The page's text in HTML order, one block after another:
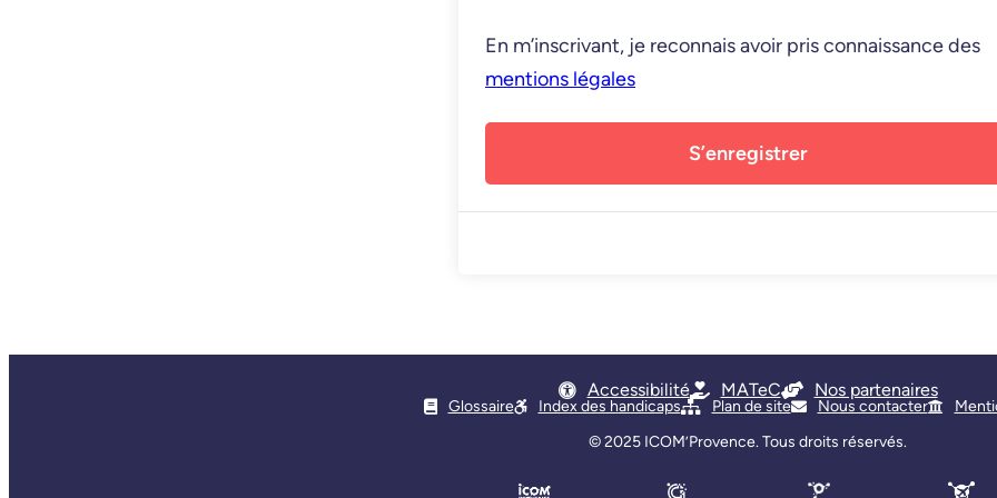
En m’inscrivant, je reconnais avoir pris connaissance des
mentions légales
S’enregistrer
Accessibilité MATeC Nos partenaires
Glossaire Index des handicaps Plan de site Nous contacter
© 2025 ICOM’Provence. Tous droits réservés.